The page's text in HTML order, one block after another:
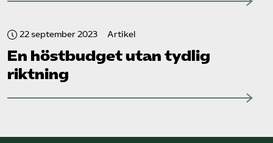
22 september 2023 Artikel
En höstbudget utan tydlig
riktning